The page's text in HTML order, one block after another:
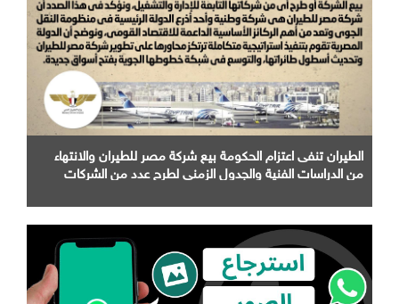
الطيران تنفى اعتزام الحكومة بيع شركة مصر للطيران والانتهاء
من الدراسات الفنية والجدول الزمني لطرح عدد من الشركات